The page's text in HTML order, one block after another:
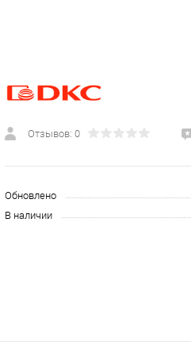
Отзывов: 0
Обновлено
В наличии